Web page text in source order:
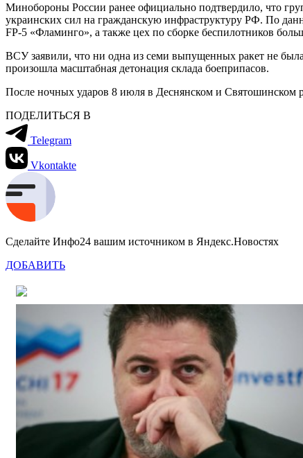
Минобороны России ранее официально подтвердило, что
украинских сил на гражданскую инфраструктуру РФ. По
FP-5 «Фламинго», а также цех по сборке беспилотников
ВСУ заявили, что ни одна из семи выпущенных ракет не
произошла масштабная детонация склада боеприпасов.
После ночных ударов 8 июля в Деснянском и Святошинском
ПОДЕЛИТЬСЯ В
Telegram
Vkontakte
Сделайте Инфо24 вашим источником в Яндекс.Новостях
ДОБАВИТЬ